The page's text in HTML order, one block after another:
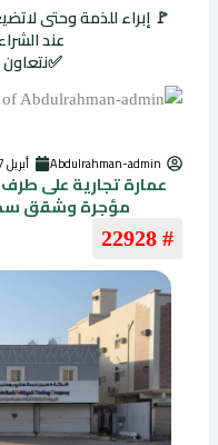
🚩 إبراء للذمة وحتى
عند
Abdulrahman-admin أبريل 17, 2026
مؤجرة وشقق
# 22928